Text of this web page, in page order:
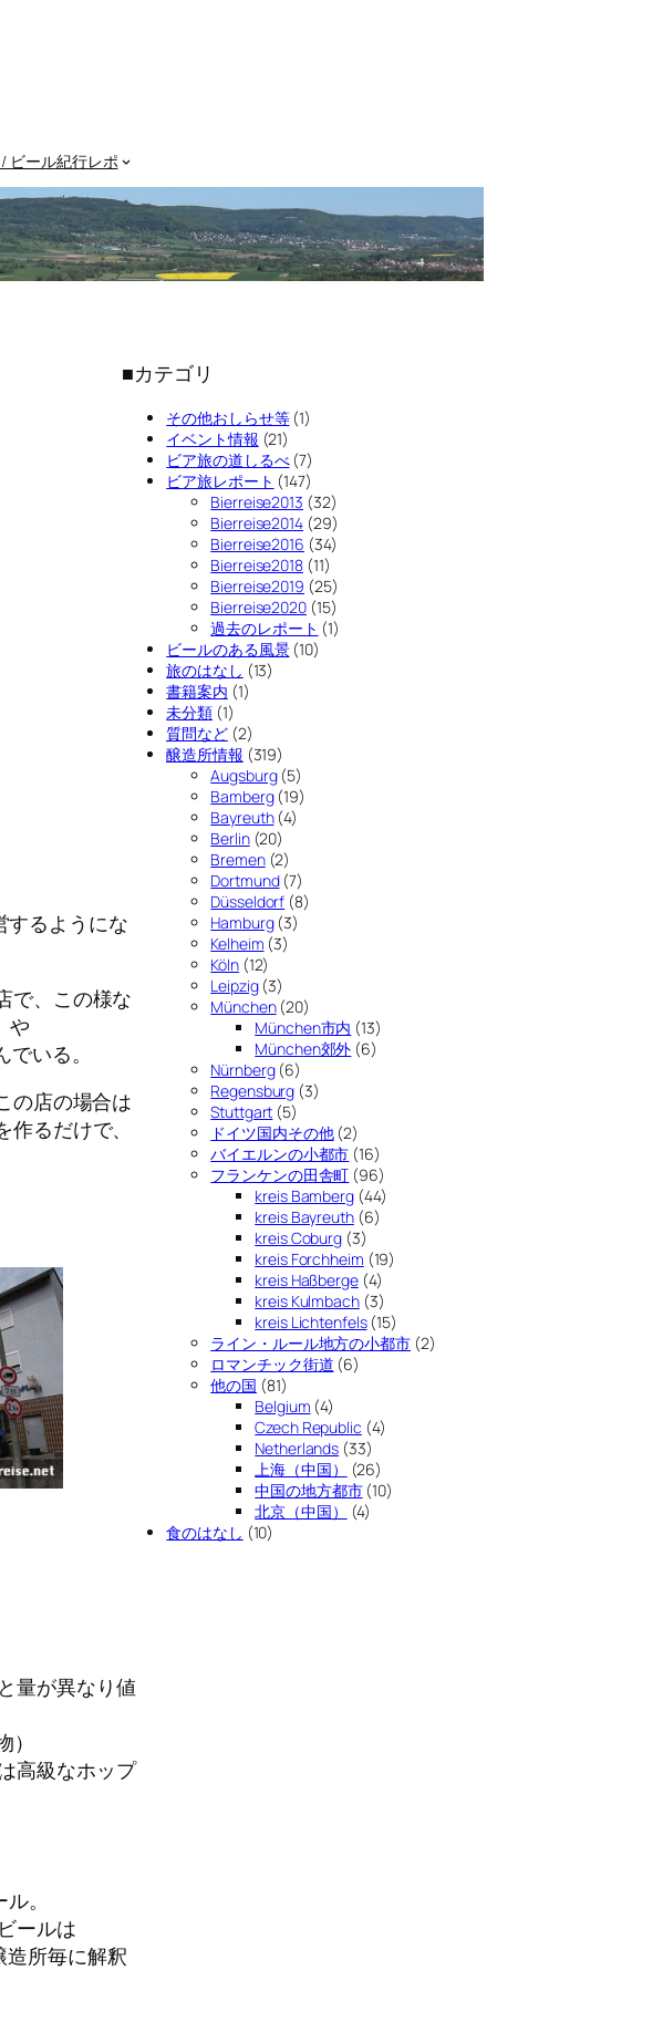
ビール紀行レポ
するようにな
で、この様な
や
いる。
の店の場合は
るだけで、
量が異なり値
高級なホップ
。
ールは
造所毎に解釈
■カテゴリ
その他おしらせ等(1)
イベント情報 (21)
ビア旅の道しるべ(7)
ビア旅レポート (147)
Bierreise2013 (32)
Bierreise2014(29)
Bierreise2016 (34)
Bierreise2018(11)
Bierreise2019 (25)
Bierreise2020(15)
過去のレポート (1)
ビールのある風景(10)
旅のはなし (13)
書籍案内 (1)
未分類(1)
質問など(2)
醸造所情報 (319)
Augsburg(5)
Bamberg(19)
Bayreuth(4)
Berlin(20)
Bremen(2)
Dortmund(7)
Düsseldorf (8)
Hamburg(3)
Kelheim (3)
Köln(12)
Leipzig(3)
München(20)
München市内 (13)
München郊外 (6)
Nürnberg(6)
Regensburg (3)
Stuttgart (5)
ドイツ国内その他(2)
バイエルンの小都市 (16)
フランケンの田舎町 (96)
kreis Bamberg(44)
kreis Bayreuth(6)
kreis Coburg (3)
kreis Forchheim (19)
kreis Haßberge(4)
kreis Kulmbach(3)
kreis Lichtenfels(15)
ライン・ルール地方の小都市(2)
ロマンチック街道 (6)
他の国 (81)
Belgium (4)
Czech Republic (4)
Netherlands (33)
上海（中国）
(26)
中国の地方都市(10)
北京（中国）
(4)
食のはなし (10)